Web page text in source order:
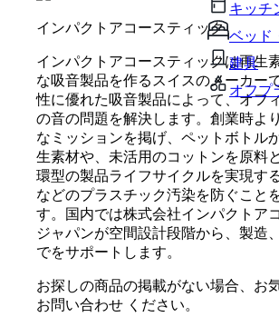
キッチ
ベッド
建具
オフプ
インパクトアコースティック
インパクトアコースティックは再生
な吸音製品を作るスイスのメーカー
性に優れた吸音製品によって、オフ
の音の問題を解決します。創業時よ
なミッションを掲げ、ペットボトル
生素材や、未活用のコットンを原料
環型の製品ライフサイクルを実現す
などのプラスチック汚染を防ぐこと
す。国内では株式会社インパクトア
ジャパンが空間設計段階から、製造
でをサポートします。
お探しの商品の掲載がない場合、お
お問い合わせ ください。